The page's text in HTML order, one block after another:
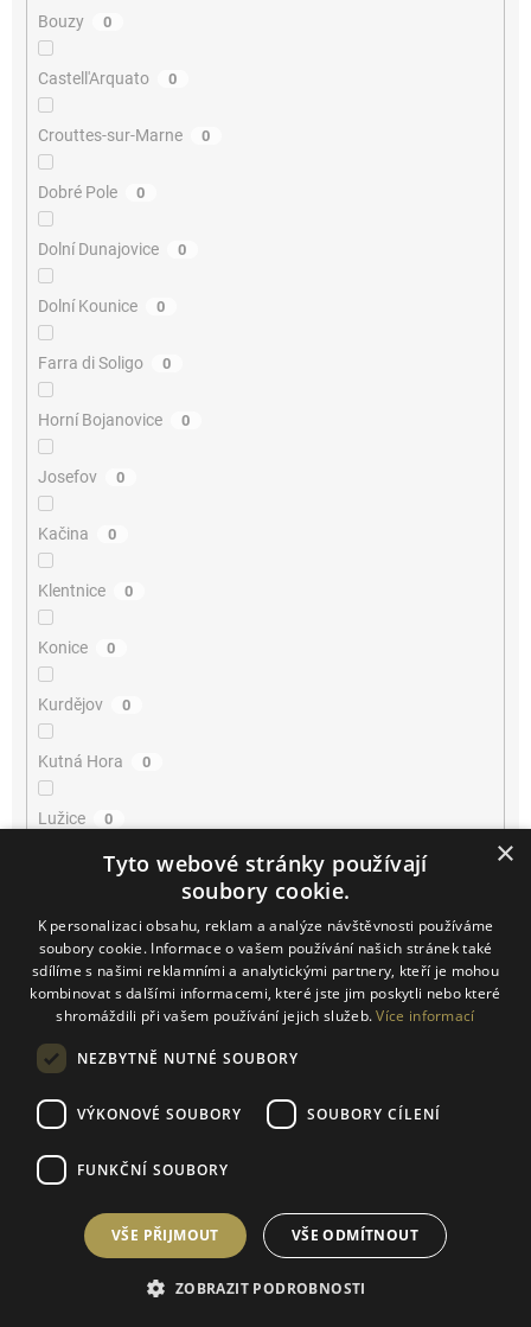
Bouzy 0
Castell'Arquato 0
Crouttes-sur-Marne 0
Dobré Pole 0
Dolní Dunajovice 0
Dolní Kounice 0
Farra di Soligo 0
Horní Bojanovice 0
Josefov 0
Kačina 0
Klentnice 0
Konice 0
Kurdějov 0
Kutná Hora 0
Lužice 0
0
Mikulov 0
Miroslav 0
Němčičky
Novosedly
Novosedly na Moravě 0
Olbrahomice 0
×
Tyto webové stránky používají
soubory cookie.
K personalizaci obsahu, reklam a analýze návštěvnosti používáme
soubory cookie. Informace o vašem používání našich stránek také
sdílíme s našimi reklamními a analytickými partnery, kteří je mohou
kombinovat s dalšími informacemi, které jste jim poskytli nebo které
shromáždili při vašem používání jejich služeb.Více informací
NEZBYTNĚ NUTNÉ SOUBORY
VÝKONOVÉ SOUBORY SOUBORY CÍLENÍ
FUNKČNÍ SOUBORY
VŠE PŘIJMOUT VŠE ODMÍTNOUT
ZOBRAZIT PODROBNOSTI